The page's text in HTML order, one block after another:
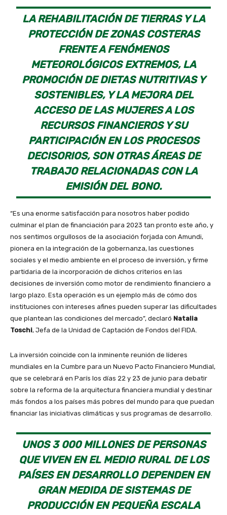
LA REHABILITACIÓN DE TIERRAS Y LA
PROTECCIÓN DE ZONAS COSTERAS
FRENTE A FENÓMENOS
METEOROLÓGICOS EXTREMOS, LA
PROMOCIÓN DE DIETAS NUTRITIVAS Y
SOSTENIBLES, Y LA MEJORA DEL
ACCESO DE LAS MUJERES A LOS
RECURSOS FINANCIEROS Y SU
PARTICIPACIÓN EN LOS PROCESOS
DECISORIOS, SON OTRAS ÁREAS DE
TRABAJO RELACIONADAS CON LA
EMISIÓN DEL BONO.
“Es una enorme satisfacción para nosotros haber podido
culminar el plan de financiación para 2023 tan pronto este año, y
nos sentimos orgullosos de la asociación forjada con Amundi,
pionera en la integración de la gobernanza, las cuestiones
sociales y el medio ambiente en el proceso de inversión, y firme
partidaria de la incorporación de dichos criterios en las
decisiones de inversión como motor de rendimiento financiero a
largo plazo. Esta operación es un ejemplo más de cómo dos
instituciones con intereses afines pueden superar las dificultades
que plantean las condiciones del mercado”, declaró Natalia
Toschi, Jefa de la Unidad de Captación de Fondos del FIDA.
La inversión coincide con la inminente reunión de líderes
mundiales en la Cumbre para un Nuevo Pacto Financiero Mundial,
que se celebrará en París los días 22 y 23 de junio para debatir
sobre la reforma de la arquitectura financiera mundial y destinar
más fondos a los países más pobres del mundo para que puedan
financiar las iniciativas climáticas y sus programas de desarrollo.
UNOS 3 000 MILLONES DE PERSONAS
QUE VIVEN EN EL MEDIO RURAL DE LOS
PAÍSES EN DESARROLLO DEPENDEN EN
GRAN MEDIDA DE SISTEMAS DE
PRODUCCIÓN EN PEQUEÑA ESCALA